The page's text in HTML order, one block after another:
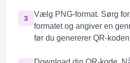
3
Vælg PNG-format. Sørg
formatet og angiver en
før du genererer QR-